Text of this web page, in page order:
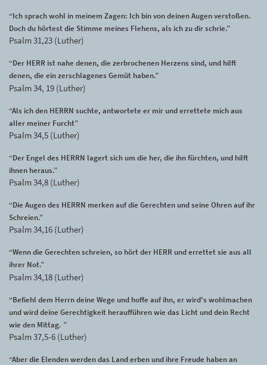
“Ich sprach wohl in meinem Zagen: Ich bin von deinen Augen verstoßen.
Doch du hörtest die Stimme meines Flehens, als ich zu dir schrie.”
Psalm 31,23 (Luther)
“Der HERR ist nahe denen, die zerbrochenen Herzens sind, und hilft
denen, die ein zerschlagenes Gemüt haben.”
Psalm 34, 19 (Luther)
“Als ich den HERRN suchte, antwortete er mir und errettete mich aus
aller meiner Furcht”
Psalm 34,5 (Luther)
“Der Engel des HERRN lagert sich um die her, die ihn fürchten, und hilft
ihnen heraus.”
Psalm 34,8 (Luther)
“Die Augen des HERRN merken auf die Gerechten und seine Ohren auf ihr
Schreien.”
Psalm 34,16 (Luther)
“Wenn die Gerechten schreien, so hört der HERR und errettet sie aus all
ihrer Not.”
Psalm 34,18 (Luther)
“Befiehl dem Herrn deine Wege und hoffe auf ihn, er wird's wohlmachen
und wird deine Gerechtigkeit heraufführen wie das Licht und dein Recht
wie den Mittag. ”
Psalm 37,5-6 (Luther)
“Aber die Elenden werden das Land erben und ihre Freude haben an